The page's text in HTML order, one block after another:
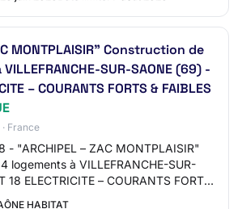
MONTPLAISIR" Construction de
SUR-SAONE (69) -
– COURANTS FORTS & FAIBLES
France
- "ARCHIPEL – ZAC MONTPLAISIR"
logements à VILLEFRANCHE-SUR-
ELECTRICITE – COURANTS FORTS
OPTIQUE Login Online registration
HABITAT